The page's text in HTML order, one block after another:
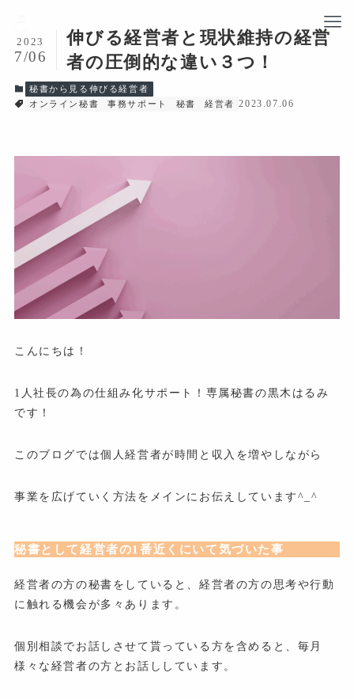
伸びる経営者と現状維持の経営
者の圧倒的な違い３つ！
2023
7/06
秘書から見る伸びる経営者
オンライン秘書
事務サポート 秘書 経営者 2023.07.06
こんにちは！
1人社長の為の仕組み化サポート！専属秘書の黒木はるみ
です！
このブログでは個人経営者が時間と収入を増やしながら
事業を広げていく方法をメインにお伝えしています^_^
秘書として経営者の1番近くにいて気づいた事
経営者の方の秘書をしていると、経営者の方の思考や行動
に触れる機会が多々あります。
個別相談でお話しさせて貰っている方を含めると、毎月
様々な経営者の方とお話ししています。